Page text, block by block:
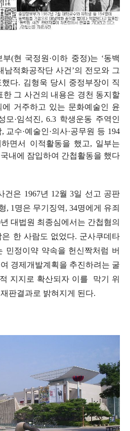
부(현 국정원 ·이하 중정)는 ‘동백
남적화공작단 사건 ’의 전모와 그
했다. 김형욱 당시 중정부장이 직
한 그 사건의 내용은 경천 동지할
거주하고 있는 문화예술인 윤
모·임석진, 6.3 학생운동 주역인
교수·예술인·의사·공무원 등 194
면서 이적활동을 했고, 일부는
내에 잠입하여 간첩활동을 했다
건은 1967년 12월 3일 선고 공판
, 1명은 무기징역, 34명에게 유죄
대법원 최종심에서는 간첩혐의
한 사람도 없었다. 군사쿠데타
민정이약 약속을 헌신짝처럼 버
경제개발계획을 추진하려는 굴
지지로 확산되자 이를 막기 위
판결과로 밝혀지게 된다.